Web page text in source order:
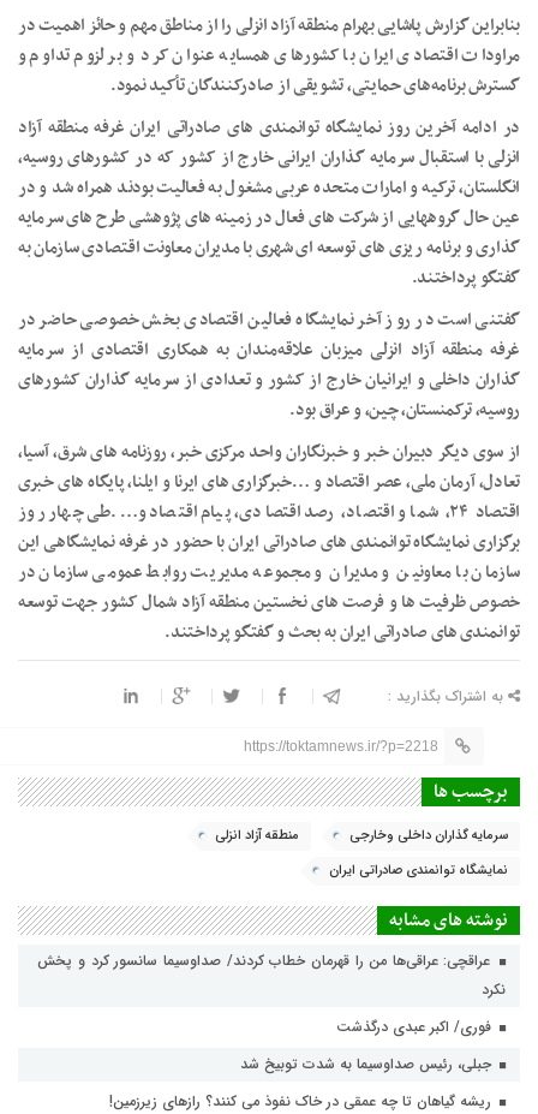
بنابراین گزارش پاشایی بهرام منطقه آزاد انزلی را از مناطق مهم و حائز اهمیت در
مراودات اقتصادی ایران با کشورهای همسایه عنوان کرد و بر لزوم تداوم و
گسترش برنامه‌های حمایتی، تشویقی از صادرکنندگان تأکید نمود.
در ادامه آخرین روز نمایشگاه توانمندی های صادراتی ایران غرفه منطقه آزاد
انزلی با استقبال سرمایه گذاران ایرانی خارج از کشور که در کشورهای روسیه،
انگلستان، ترکیه و امارات متحده عربی مشغول به فعالیت بودند همراه شد و در
عین حال گروههایی از شرکت های فعال در زمینه های پژوهشی طرح های سرمایه
گذاری و برنامه ریزی های توسعه ای شهری با مدیران معاونت اقتصادی سازمان به
گفتگو پرداختند.
گفتنی است در روز آخر نمایشگاه فعالین اقتصادی بخش خصوصی حاضر در
غرفه منطقه آزاد انزلی میزبان علاقه‌مندان به همکاری اقتصادی از سرمایه
گذاران داخلی و ایرانیان خارج از کشور و تعدادی از سرمایه گذاران کشورهای
روسیه، ترکمنستان، چین، و عراق بود.
از سوی دیگر دبیران خبر و خبرنگاران واحد مرکزی خبر، روزنامه های شرق، آسیا،
تعادل، آرمان ملی، عصر اقتصاد و …خبرگزاری های ایرنا و ایلنا، پایگاه های خبری
اقتصاد ۲۴، شما و اقتصاد، رصد اقتصادی، پیام اقتصاد و….طی چهار روز
برگزاری نمایشگاه توانمندی های صادراتی ایران با حضور در غرفه نمایشگاهی این
سازمان با معاونین و مدیران و مجموعه مدیریت روابط عمومی سازمان در
خصوص ظرفیت ها و فرصت های نخستین منطقه آزاد شمال کشور جهت توسعه
توانمندی های صادراتی ایران به بحث و گفتگو پرداختند.
به اشتراک بگذارید :
https://toktamnews.ir/?p=2218
برچسب ها
سرمایه گذاران داخلی وخارجی
منطقه آزاد انزلی
نمایشگاه توانمندی صادراتی ایران
نوشته های مشابه
عراقچی: عراقی‌ها من را قهرمان خطاب کردند/ صداوسیما سانسور کرد و پخش
نکرد
فوری/ اکبر عبدی درگذشت
جبلی، رئیس صداوسیما به شدت توبیخ شد
ریشه گیاهان تا چه عمقی در خاک نفوذ می کنند؟ رازهای زیرزمین!